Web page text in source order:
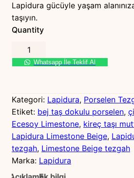
Lapidura gücüyle yaşam
taşıyın.
Quantity
a
d
u
r
a
L
i
Whatsapp İle Teklif Al
Kategori: Lapidura, Porselen
Etiket: bej taş dokulu porselen,
Ecesoy Limestone, kireç taşı
Lapidura Limestone Beige,
tezgah, Limestone Beige tezgah
Marka: Lapidura